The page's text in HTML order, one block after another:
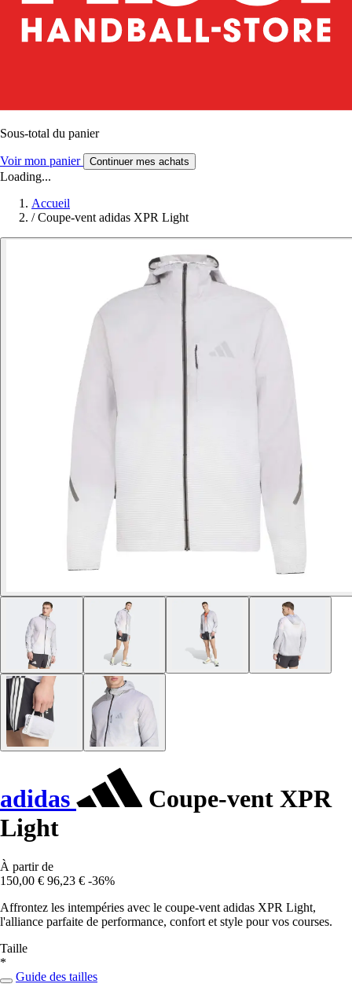
Sous-total du panier
Voir mon panier Continuer mes achats
Loading...
Accueil
/ Coupe-vent adidas XPR Light
adidas
Coupe-vent XPR
Light
À partir de
150,00 € 96,23 € -36%
Affrontez les intempéries avec le coupe-vent adidas XPR Light,
l'alliance parfaite de performance, confort et style pour vos courses.
Taille
*
Guide des tailles